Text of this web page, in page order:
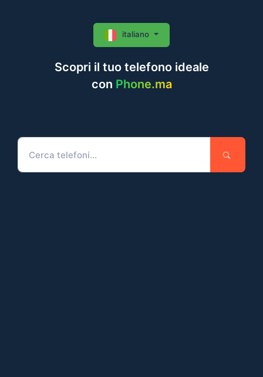
Scopri il tuo telefono ideale
con Phone.ma
italiano